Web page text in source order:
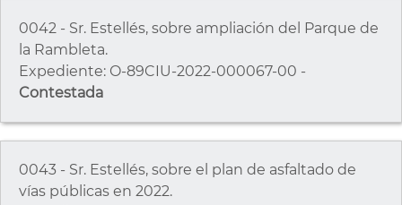
0042 - Sr. Estellés, sobre ampliación del Parque de
la Rambleta.
Expediente: O-89CIU-2022-000067-00 -
Contestada
0043 - Sr. Estellés, sobre el plan de asfaltado de
vías públicas en 2022.